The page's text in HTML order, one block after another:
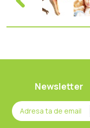
Newsletter